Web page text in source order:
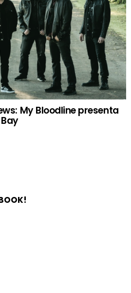
My Bloodline presenta